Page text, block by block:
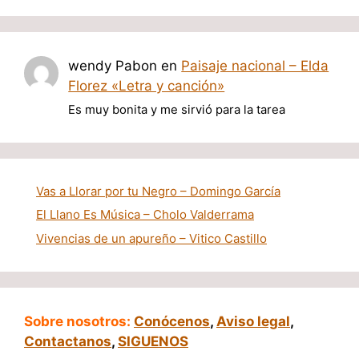
wendy Pabon en Paisaje nacional – Elda
Florez «Letra y canción»
Es muy bonita y me sirvió para la tarea
Vas a Llorar por tu Negro – Domingo García
El Llano Es Música – Cholo Valderrama
Vivencias de un apureño – Vitico Castillo
Sobre nosotros: Conócenos, Aviso legal,
Contactanos, SIGUENOS